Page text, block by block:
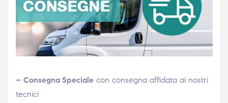
– Consegna Specialecon consegna affidata ai nostri
tecnici